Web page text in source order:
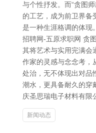
与个性抒发。而“贪图
的工艺，成为前卫界备
是一种生涯格调的体现
招聘网-五原求职网 贪
其将艺术与实用完满会
作家的灵感与念念考，
处治，无不体现出对品
潮水，更具备耐久的穿
庆圣思瑞电子材料有限
新闻动态